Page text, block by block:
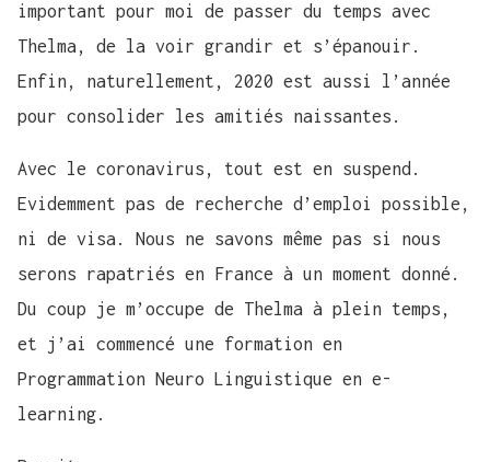
important pour moi de passer du temps avec
Thelma, de la voir grandir et s’épanouir.
Enfin, naturellement, 2020 est aussi l’année
pour consolider les amitiés naissantes.
Avec le coronavirus, tout est en suspend.
Evidemment pas de recherche d’emploi possible,
ni de visa. Nous ne savons même pas si nous
serons rapatriés en France à un moment donné.
Du coup je m’occupe de Thelma à plein temps,
et j’ai commencé une formation en
Programmation Neuro Linguistique en e-
learning.